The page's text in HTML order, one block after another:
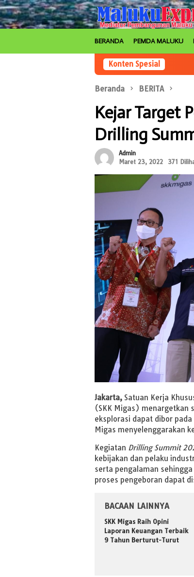
Loncat
ke
konten
BERANDA PEMDA MALUKU
Konten Spesial
Beranda BERITA
Kejar Target
Drilling
Admin
Maret 23, 2022
371
Jakarta, Satuan Kerja
(SKK Migas) menargetkan
eksplorasi dapat dibor
Migas menyelenggarakan
Kegiatan Drilling Summit
kebijakan dan pelaku
serta pengalaman
proses pengeboran dapat
BACAAN LAINNYA
SKK Migas Raih Opini
Laporan Keuangan Terbaik
9 Tahun Berturut-Turut